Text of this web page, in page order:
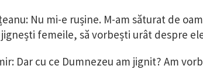
Nu mi-e rușine. M-am săturat de
jignești femeile, să vorbești urât despre
Dar cu ce Dumnezeu am jignit? Am